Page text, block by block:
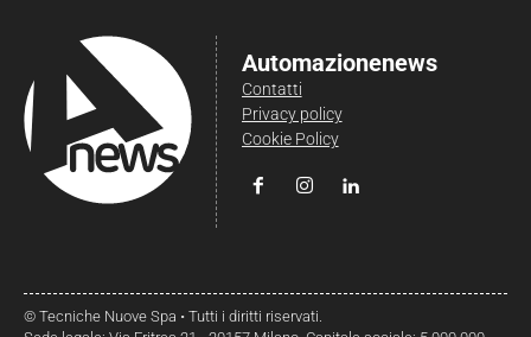
Automazionenews
Contatti
Privacy policy
Cookie Policy
© Tecniche Nuove Spa • Tutti i diritti riservati.